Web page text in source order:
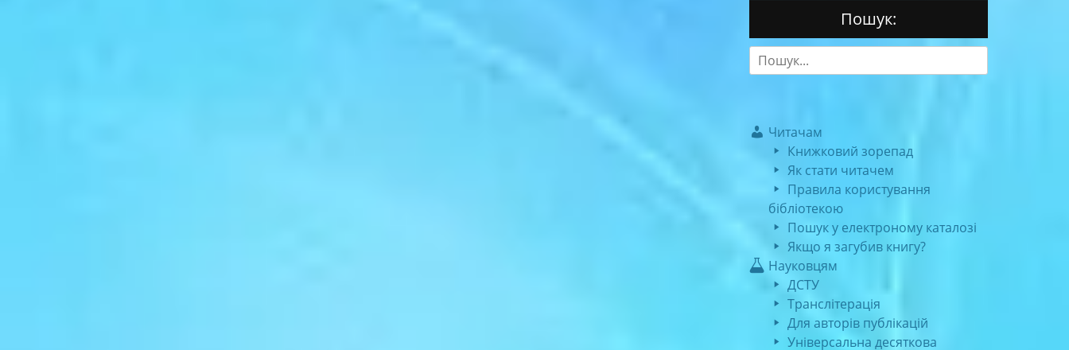
Пошук:
Search
for:
Читачам
Книжковий зорепад
Як стати читачем
Правила користування
бібліотекою
Пошук у електроному каталозі
Якщо я загубив книгу?
Науковцям
ДСТУ
Транслітерація
Для авторів публікацій
Універсальна десяткова